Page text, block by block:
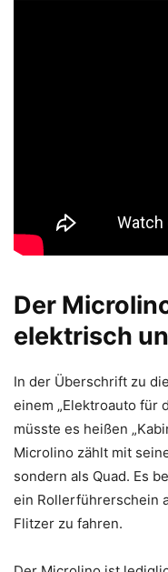
Der
elektrisch
In der Überschrift zu
einem „Elektroauto für
müsste es heißen
Microlino zählt mit
sondern als Quad. Es
ein Rollerführerschein
Flitzer zu fahren.